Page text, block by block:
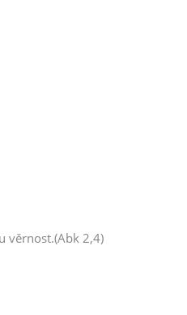
věrnost.(Abk 2,4)